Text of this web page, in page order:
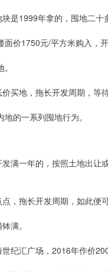
是1999年拿的，囤地二十
价1750元/平方米购入，开
买地，拖长开发周期，等
的一系列囤地行为。
满一年的，按照土地出让
，拖长开发周期，如此便
满。
纪汇广场，2016年作价